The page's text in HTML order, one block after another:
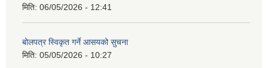
मिति: 06/05/2026 - 12:41
बोलपत्र स्विकृत गर्ने आसयको सुचना
मिति: 05/05/2026 - 10:27